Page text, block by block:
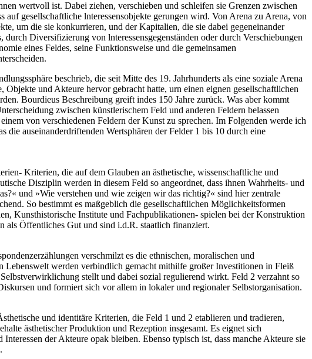
wertvoll ist. Dabei ziehen, verschieben und schleifen sie Grenzen zwischen
gesellschaftliche lnteressensobjekte gerungen wird. Von Arena zu Arena, von
um die sie konkurrieren, und der Kapitalien, die sie dabei gegeneinander
Diversifizierung von lnteressensgegenständen oder durch Verschiebungen
eines Feldes, seine Funktionsweise und die gemeinsamen
beschrieb, die seit Mitte des 19. Jahrhunderts als eine soziale Arena
und Akteure hervor gebracht hatte, urn einen eignen gesellschaftlichen
Bourdieus Beschreibung greift indes 150 Jahre zurück. Was aber kommt
zwischen künstlerischem Feld und anderen Feldern belassen
von verschiedenen Feldern der Kunst zu sprechen. Im Folgenden werde ich
auseinanderdriftenden Wertsphären der Felder 1 bis 10 durch eine
Kriterien, die auf dem Glauben an ästhetische, wissenschaftliche und
Disziplin werden in diesem Feld so angeordnet, dass ihnen Wahrheits- und
und »Wie verstehen und wie zeigen wir das richtig?« sind hier zentrale
So bestimmt es maßgeblich die gesellschaftlichen Möglichkeitsformen
Kunsthistorische Institute und Fachpublikationen- spielen bei der Konstruktion
als Öffentliches Gut und sind i.d.R. staatlich finanziert.
verschmilzt es die ethnischen, moralischen und
Lebenswelt werden verbindlich gemacht mithilfe großer Investitionen in Fleiß
stellt und dabei sozial regulierend wirkt. Feld 2 verzahnt so
und formiert sich vor allem in lokaler und regionaler Selbstorganisation.
und identitäre Kriterien, die Feld 1 und 2 etablieren und tradieren,
ästhetischer Produktion und Rezeption insgesamt. Es eignet sich
der Akteure opak bleiben. Ebenso typisch ist, dass manche Akteure sie